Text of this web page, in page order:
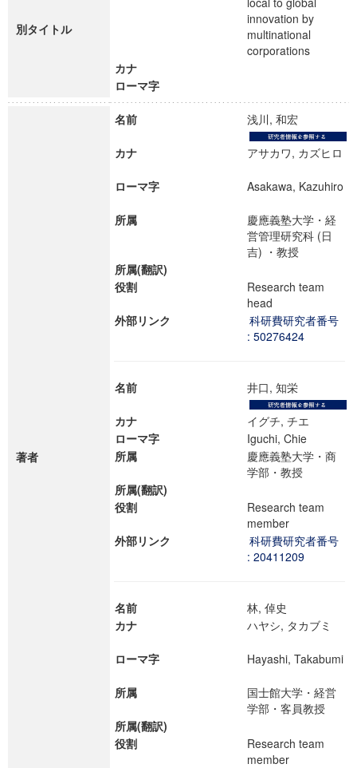
別タイトル
innovation by
multinational
corporations
カナ
ローマ字
著者
名前 浅川, 和宏
カナ アサカワ, カズヒロ
ローマ字 Asakawa, Kazuhiro
所属
慶應義塾大学・経
営管理研究科 (日
吉) ・教授
所属(翻訳)
役割
Research team
head
外部リンク
科研費研究者番号
: 50276424
名前 井口, 知栄
カナ
イグチ, チエ
ローマ字
Iguchi, Chie
所属
慶應義塾大学・商
学部・教授
所属(翻訳)
役割
Research team
member
外部リンク
科研費研究者番号
: 20411209
名前
林, 倬史
カナ
ハヤシ, タカブミ
ローマ字 Hayashi, Takabumi
所属
国士館大学・経営
学部・客員教授
所属(翻訳)
役割
Research team
member